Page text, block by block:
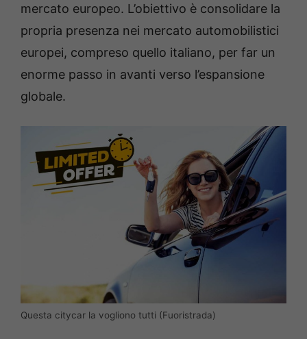
mercato europeo. L’obiettivo è consolidare la
propria presenza nei mercato automobilistici
europei, compreso quello italiano, per far un
enorme passo in avanti verso l’espansione
globale.
Questa citycar la vogliono tutti (Fuoristrada)